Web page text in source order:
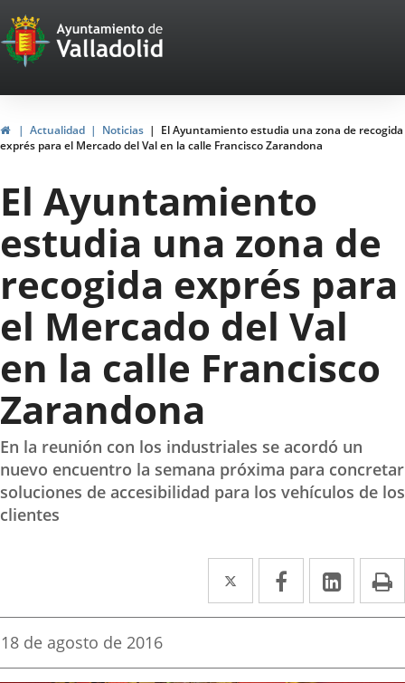
Portal
Web
del
Ayuntamiento
de
Valladolid
InicioActualidad Noticias
El Ayuntamiento estudia una zona de recogida
exprés para el Mercado del Val en la calle Francisco Zarandona
El Ayuntamiento
estudia una zona de
recogida exprés para
el Mercado del Val
en la calle Francisco
Zarandona
En la reunión con los industriales se acordó un
nuevo encuentro la semana próxima para concretar
soluciones de accesibilidad para los vehículos de los
clientes
Twitter
Enlace
a
aplicación
Facebook
Enlace
a
aplicación
Enlace
a
Fecha
la
18 de agosto de 2016